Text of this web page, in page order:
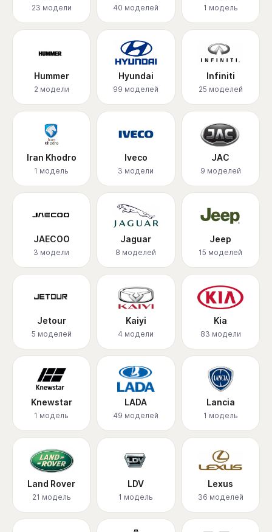
23 модели 40 моделей 1 модель
Hummer
2 модели
Hyundai
99 моделей
Infiniti
25 моделей
Iran Khodro
1 модель
Iveco
3 модели
JAC
9 моделей
JAECOO
3 модели
Jaguar
8 моделей
Jeep
15 моделей
Jetour
5 моделей
Kaiyi
4 модели
Kia
83 модели
Knewstar
1 модель
LADA
49 моделей
Lancia
1 модель
Land Rover
21 модель
LDV
1 модель
Lexus
36 моделей